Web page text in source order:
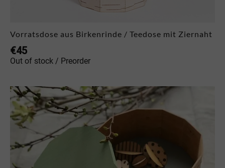
Vorratsdose aus Birkenrinde / Teedose mit Ziernaht
€45
Out of stock / Preorder